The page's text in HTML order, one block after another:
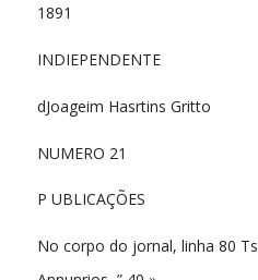
1891
INDIEPENDENTE
dJoageim Hasrtins Gritto
NUMERO 21
P UBLICAÇÕES
No corpo do jornal, linha 80 Ts